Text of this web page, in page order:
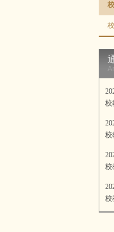
校
校
校
校